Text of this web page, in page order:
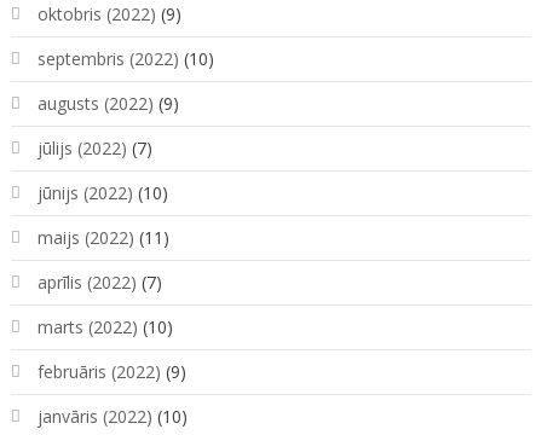
oktobris (2022) (9)
septembris (2022) (10)
augusts (2022) (9)
jūlijs (2022) (7)
jūnijs (2022) (10)
maijs (2022) (11)
aprīlis (2022) (7)
marts (2022) (10)
februāris (2022) (9)
janvāris (2022) (10)